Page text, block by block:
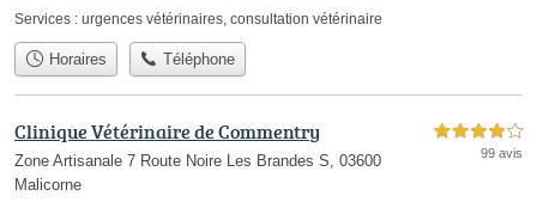
Services : urgences vétérinaires, consultation vétérinaire
Horaires Téléphone
Clinique Vétérinaire de Commentry
Zone Artisanale 7 Route Noire Les Brandes S, 03600
Malicorne
4,0 étoiles sur 5
99 avis